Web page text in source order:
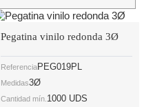
Pegatina vinilo redonda 3Ø
ReferenciaPEG019PL
Medidas3Ø
Cantidad mín. 1000 UDS